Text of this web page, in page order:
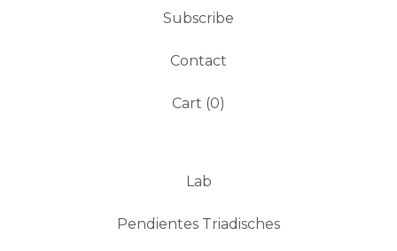
Subscribe
Contact
Cart (0)
Lab
Pendientes Triadisches